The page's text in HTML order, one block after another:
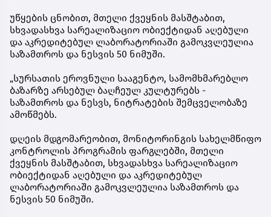
უწყების ცნობით, მთელი ქვეყნის მასშტაბით,
სხვადასხვა სარეალიზაციო ობიექტიდან აღებული
და აკრედიტებულ ლაბორატორიაში გამოკვლეულია
საზამთროს და ნესვის 50 ნიმუში.
„სურსათის ეროვნული სააგენტო, სამომხმარებლო
ბაზარზე არსებულ ბაღჩეულ კულტურებს -
საზამთროს და ნესვს, ნიტრატების შემცველობაზე
ამოწმებს.
დღეის მდგომარეობით, მონიტორინგის სახელმწიფო
კონტროლის პროგრამის ფარგლებში, მთელი
ქვეყნის მასშტაბით, სხვადასხვა სარეალიზაციო
ობიექტიდან აღებული და აკრედიტებულ
ლაბორატორიაში გამოკვლეულია საზამთროს და
ნესვის 50 ნიმუში.